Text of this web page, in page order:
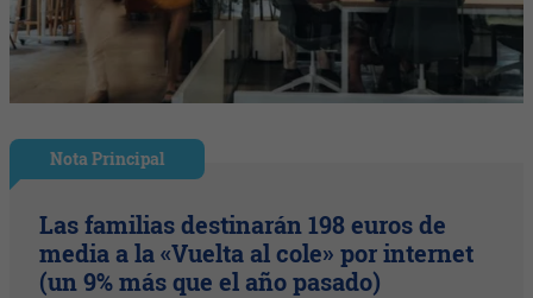
Nota Principal
Las familias destinarán 198 euros de
media a la «Vuelta al cole» por internet
(un 9% más que el año pasado)